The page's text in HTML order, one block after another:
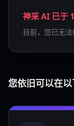
神采 AI 已于
目前，您已无
您依旧可以在